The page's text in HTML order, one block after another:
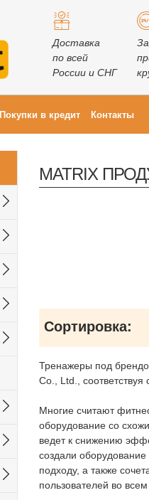
Доставка
по всей
России и СНГ
Покупки в кредит Контакты
MATRIX
Сортировка:
Тренажеры под
Co., Ltd.,
Многие считают
оборудование со
ведет к снижению
создали оборудование
подходу, а также
пользователей во